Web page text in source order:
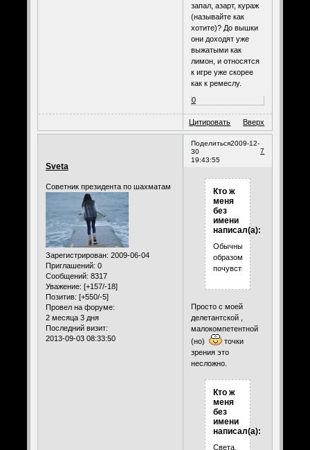
запал, азарт, кураж
(называйте как
хотите)? До вышки
они доходят уже
выжатыми как
лимон, и относятся
к игре уже скорее
как к ремеслу.
0
Цитировать Вверх
Поделиться
7
2009-12-
30
19:43:55
Sveta
Советник президента по шахматам
Зарегистрирован: 2009-06-04
Приглашений: 0
Сообщений: 8317
Уважение: [+157/-18]
Позитив: [+550/-5]
Провел на форуме:
2 месяца 3 дня
Последний визит:
2013-09-03 08:33:50
Кто ж
меня
без
имени
написал(а):
Обычным
образом
почувствовали.
Просто с моей
делетантской ,
малокомпетентной
(но)
точки
зрения это
несложно.
Кто ж
меня
без
имени
написал(а):
Света,